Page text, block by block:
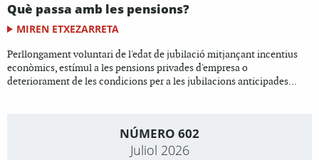
Què passa amb les pensions?
MIREN ETXEZARRETA
Perllongament voluntari de l'edat de jubilació mitjançant incentius
econòmics, estímul a les pensions privades d'empresa o
deteriorament de les condicions per a les jubilacions anticipades...
NÚMERO 602
Juliol 2026